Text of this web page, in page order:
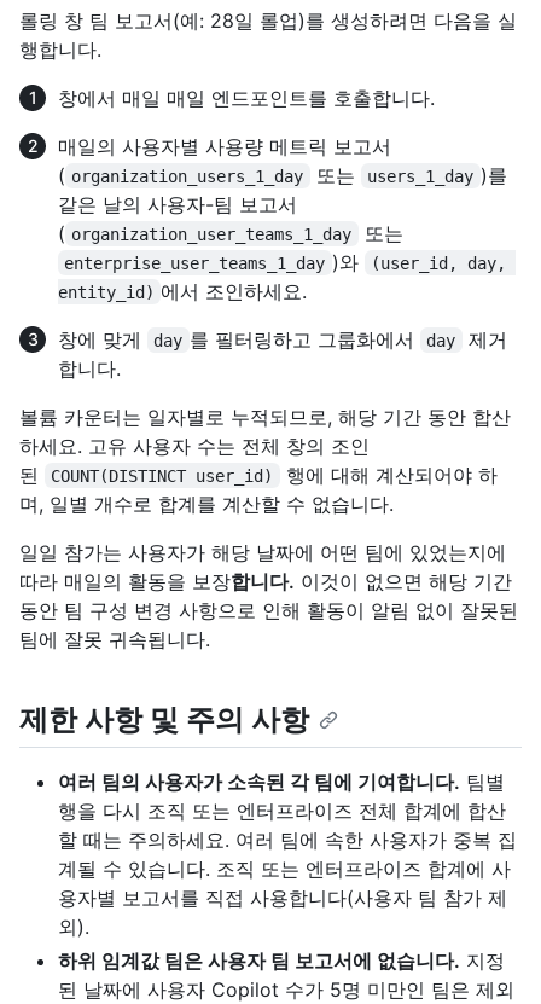
롤링 창 팀 보고서(예: 28일 롤업)를 생성하려면 다음을 실
행합니다.
창에서 매일 매일 엔드포인트를 호출합니다.
매일의 사용자별 사용량 메트릭 보고서
( organization_users_1_day 또는 users_1_day )를
같은 날의 사용자-팀 보고서
( organization_user_teams_1_day 또는
enterprise_user_teams_1_day )와
(user_id, day,
entity_id) 에서 조인하세요.
창에 맞게
day 를 필터링하고 그룹화에서 day
제거
합니다.
볼륨 카운터는 일자별로 누적되므로, 해당 기간 동안 합산
하세요. 고유 사용자 수는 전체 창의 조인
된
COUNT(DISTINCT user_id)
행에 대해 계산되어야 하
며, 일별 개수로 합계를 계산할 수 없습니다.
일일 참가는 사용자가 해당 날짜에 어떤 팀에 있었는지에
따라 매일의 활동을 보장합니다. 이것이 없으면 해당 기간
동안 팀 구성 변경 사항으로 인해 활동이 알림 없이 잘못된
팀에 잘못 귀속됩니다.
제한 사항 및 주의 사항
여러 팀의 사용자가 소속된 각 팀에 기여합니다. 팀별
행을 다시 조직 또는 엔터프라이즈 전체 합계에 합산
할 때는 주의하세요. 여러 팀에 속한 사용자가 중복 집
계될 수 있습니다. 조직 또는 엔터프라이즈 합계에 사
용자별 보고서를 직접 사용합니다(사용자 팀 참가 제
외).
하위 임계값 팀은 사용자 팀 보고서에 없습니다. 지정
된 날짜에 사용자 Copilot 수가 5명 미만인 팀은 제외